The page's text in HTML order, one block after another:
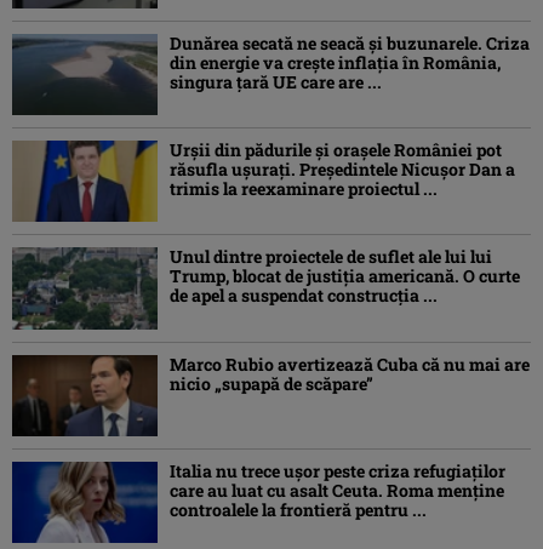
Dunărea secată ne seacă și buzunarele. Criza
din energie va crește inflația în România,
singura țară UE care are ...
Urșii din pădurile și orașele României pot
răsufla ușurați. Președintele Nicușor Dan a
trimis la reexaminare proiectul ...
Unul dintre proiectele de suflet ale lui lui
Trump, blocat de justiția americană. O curte
de apel a suspendat construcția ...
Marco Rubio avertizează Cuba că nu mai are
nicio „supapă de scăpare”
Italia nu trece ușor peste criza refugiaților
care au luat cu asalt Ceuta. Roma menține
controalele la frontieră pentru ...